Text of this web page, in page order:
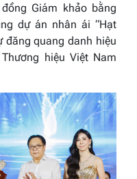
Giám khảo bằng
dự án nhân ái “Hạt
đăng quang danh hiệu
hiệu Việt Nam